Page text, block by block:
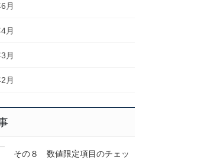
月
月
月
月
その８ 数値限定項目のチェッ